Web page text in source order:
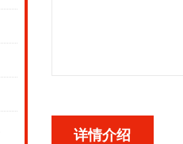
详情介绍